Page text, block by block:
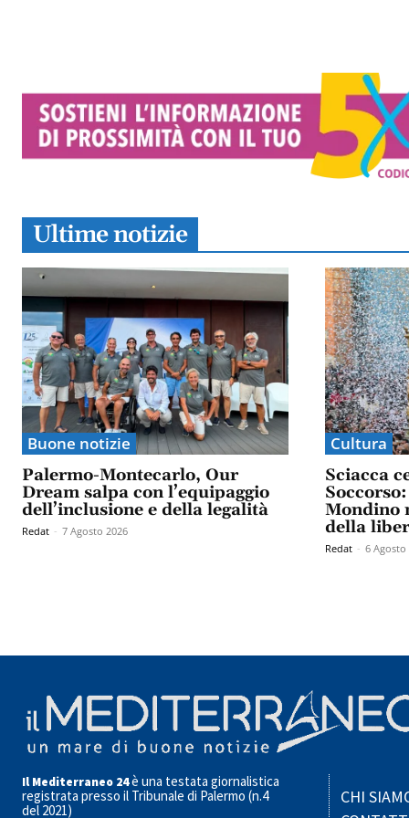
Ultime notizie
Buone notizie
Palermo-Montecarlo, Our
Dream salpa con l’equipaggio
dell’inclusione e della legalità
Redat - 7 Agosto 2026
Cultura
Sciacca
Mondino
della
Redat - 6 Agosto
Il Mediterraneo 24è una testata giornalistica
registrata presso il Tribunale di Palermo (n.4
del 2021)
CHI